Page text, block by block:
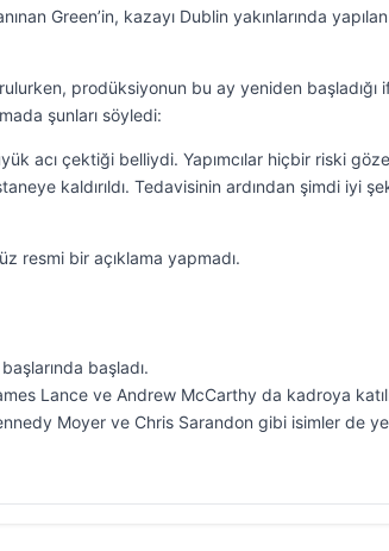
Green’in, kazayı Dublin yakınlarında yapılan
prodüksiyonun bu ay yeniden başladığı
şunları söyledi:
acı çektiği belliydi. Yapımcılar hiçbir riski göze
kaldırıldı. Tedavisinin ardından şimdi iyi
resmi bir açıklama yapmadı.
başladı.
Lance ve Andrew McCarthy da kadroya
Moyer ve Chris Sarandon gibi isimler de